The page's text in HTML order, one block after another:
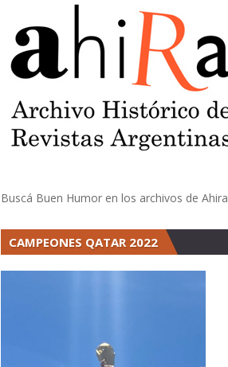
Buscá Buen Humor en los archivos de Ahira
CAMPEONES QATAR 2022